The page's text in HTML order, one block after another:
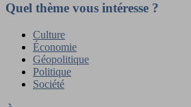
Quel thème vous intéresse ?
Culture
Économie
Géopolitique
Politique
Société